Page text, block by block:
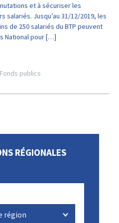
et à sécuriser les
Jusqu’au 31/12/2019, les
de 250 salariés du BTP peuvent
National pour […]
Fonds publics
RÉGIONALES